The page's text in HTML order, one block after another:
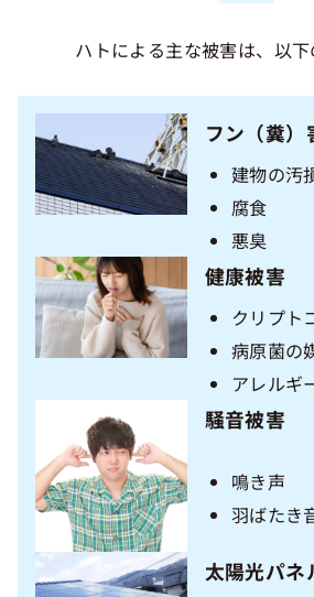
ハトによる主な被害は、以下
フン（糞）
建物の汚
腐食
悪臭
健康被害
クリプト
病原菌の
アレルギ
騒音被害
鳴き声
羽ばたき
太陽光パネ